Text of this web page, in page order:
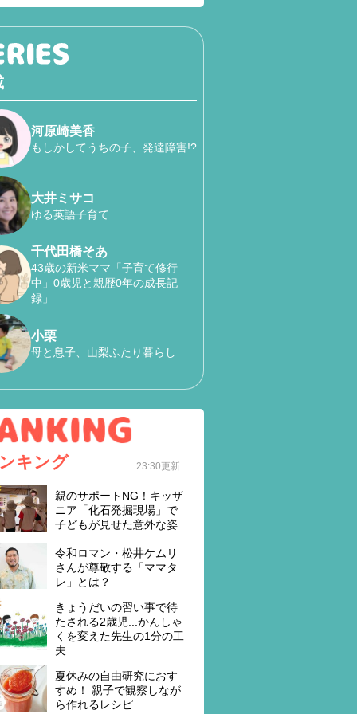
河原崎美香
もしかしてうちの子、発達障害!?
大井ミサコ
ゆる英語子育て
千代田橋そあ
43歳の新米ママ「子育て修行
中」0歳児と親歴0年の成長記
録」
小栗
母と息子、山梨ふたり暮らし
キング 23:30更新
親のサポートNG！キッザ
ニア「化石発掘現場」で
子どもが見せた意外な姿
令和ロマン・松井ケムリ
さんが尊敬する「ママタ
レ」とは？
きょうだいの習い事で待
たされる2歳児...かんしゃ
くを変えた先生の1分の工
夫
夏休みの自由研究におす
すめ！ 親子で観察しなが
ら作れるレシピ